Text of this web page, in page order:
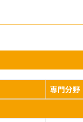
専門分野